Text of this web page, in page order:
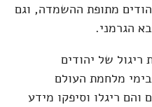
מתופת ההשמדה, וגם
הגרמני.
של יהודים
מלחמת העולם
ריגלו וסיפקו מידע